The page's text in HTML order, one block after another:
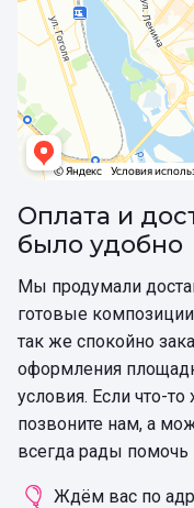
Оплата и
было удобно
Мы продумали
готовые
так же спокойно
оформления
условия. Если что-
позвоните нам, а
всегда рады помочь
Ждём вас по